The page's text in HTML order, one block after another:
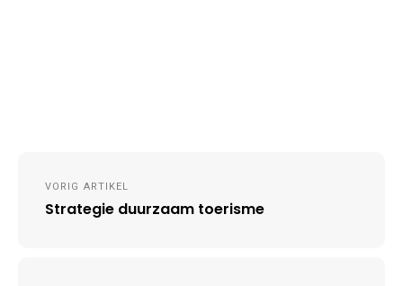
navigation
VORIG ARTIKEL
Strategie duurzaam toerisme